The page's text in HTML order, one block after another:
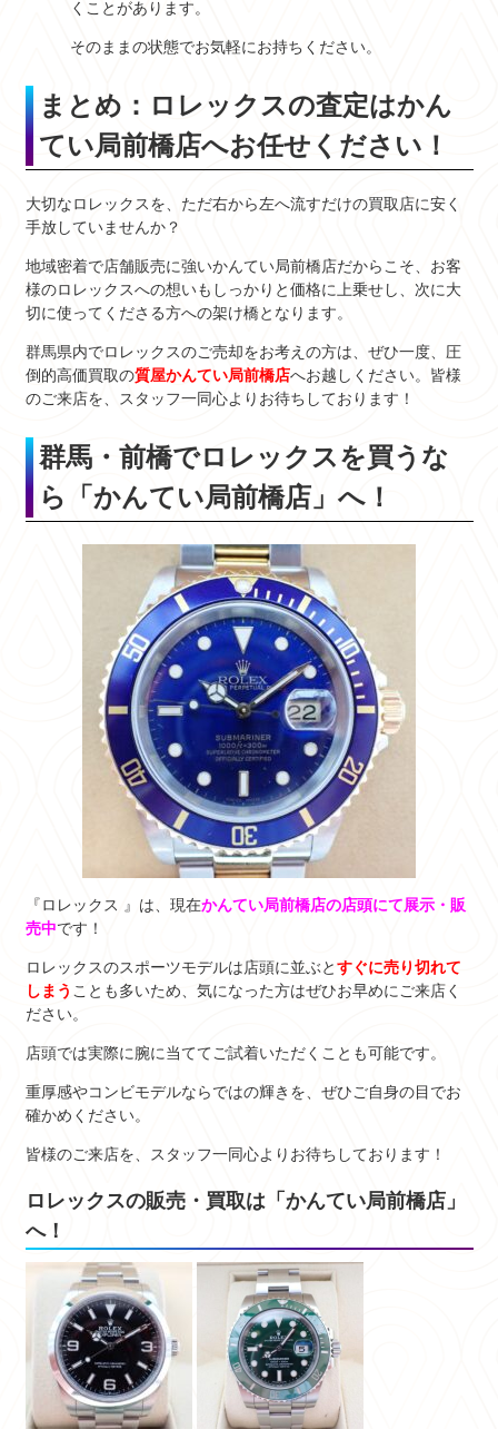
くことがあります。
そのままの状態でお気軽にお持ちください。
まとめ：ロレックスの査定はかん
てい局前橋店へお任せください！
大切なロレックスを、ただ右から左へ流すだけの買取店に安く
手放していませんか？
地域密着で店舗販売に強いかんてい局前橋店だからこそ、お客
様のロレックスへの想いもしっかりと価格に上乗せし、次に大
切に使ってくださる方への架け橋となります。
群馬県内でロレックスのご売却をお考えの方は、ぜひ一度、圧
倒的高価買取の質屋かんてい局前橋店へお越しください。皆様
のご来店を、スタッフ一同心よりお待ちしております！
群馬・前橋でロレックスを買うな
ら「かんてい局前橋店」へ！
『ロレックス 』は、現在かんてい局前橋店の店頭にて展示・販
売中です！
ロレックスのスポーツモデルは店頭に並ぶと すぐに売り切れて
しまう ことも多いため、気になった方はぜひお早めにご来店く
ださい。
店頭では実際に腕に当ててご試着いただくことも可能です。
重厚感やコンビモデルならではの輝きを、ぜひご自身の目でお
確かめください。
皆様のご来店を、スタッフ一同心よりお待ちしております！
ロレックスの販売・買取は「かんてい局前橋店」
へ！